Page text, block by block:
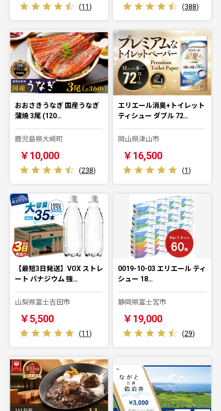
(11) (388)
おおさきうなぎ 国産うなぎ
蒲焼 3尾 (120…
鹿児島県大崎町
￥10,000
(238)
エリエール消臭+トイレット
ティシュー ダブル 72…
岡山県津山市
￥16,500
(1)
【最短3日発送】VOX ストレ
ート バナジウム 強…
山梨県富士吉田市
￥5,500
(11)
0019-10-03 エリエール ティ
シュー 18…
静岡県富士宮市
￥19,000
(29)